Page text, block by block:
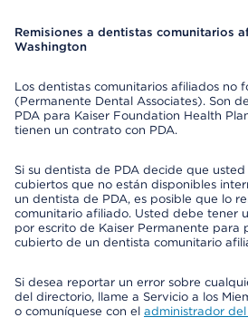
Remisiones a dentistas comunitarios
Washington
Los dentistas comunitarios afiliados no
(Permanente Dental Associates). Son
PDA para Kaiser Foundation Health
tienen un contrato con PDA.
Si su dentista de PDA decide que
cubiertos que no están disponibles
un dentista de PDA, es posible que lo
comunitario afiliado. Usted debe tener
por escrito de Kaiser Permanente para
cubierto de un dentista comunitario
Si desea reportar un error sobre
del directorio, llame a Servicio a los
o comuníquese con el administrador